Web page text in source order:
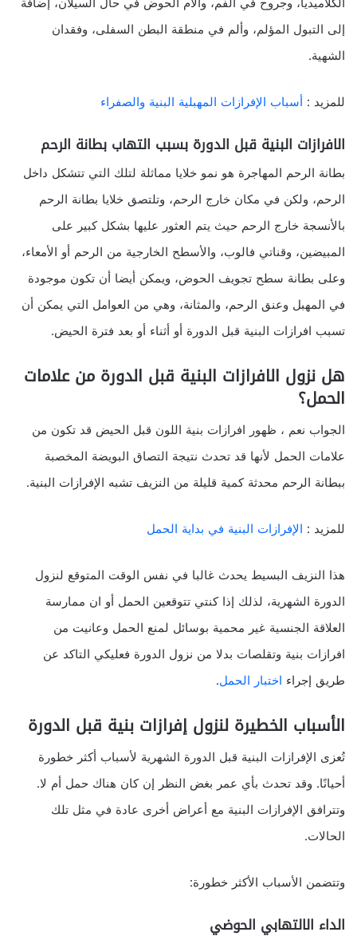
إلى التبول المؤلم، وألم في منطقة البطن السفلى، وفقدان
الشهية.
للمزيد : أسباب الإفرازات المهبلية البنية والصفراء
الافرازات البنية قبل الدورة بسبب التهاب بطانة الرحم
بطانة الرحم المهاجرة هو نمو خلايا مماثلة لتلك التي تتشكل داخل
الرحم، ولكن في مكان خارج الرحم، وتلتصق خلايا بطانة الرحم
بالأنسجة خارج الرحم حيث يتم العثور عليها بشكل كبير على
المبيضين، وقناتي فالوب، والأسطح الخارجية من الرحم أو الأمعاء،
وعلى بطانة سطح تجويف الحوض، ويمكن أيضا أن تكون موجودة
في المهبل وعنق الرحم، والمثانة، وهي من العوامل التي يمكن أن
تسبب افرازات البنية قبل الدورة أو أثناء أو بعد فترة الحيض.
هل نزول الافرازات البنية قبل الدورة من علامات
الحمل؟
الجواب نعم ، ظهور افرازات بنية اللون قبل الحيض قد تكون من
علامات الحمل لأنها قد تحدث نتيجة التصاق البويضة المخصبة
ببطانة الرحم محدثة كمية قليلة من النزيف تشبه الإفرازات البنية.
للمزيد : الإفرازات البنية في بداية الحمل
هذا النزيف البسيط يحدث غالبا في نفس الوقت المتوقع لنزول
الدورة الشهرية، لذلك إذا كنتي تتوقعين الحمل أو ان ممارسة
العلاقة الجنسية غير محمية بوسائل لمنع الحمل وعانيت من
افرازات بنية وتقلصات بدلا من نزول الدورة فعليكي التاكد عن
طريق إجراء اختبار الحمل.
الأسباب الخطيرة لنزول إفرازات بنية قبل الدورة
تُعزى الإفرازات البنية قبل الدورة الشهرية لأسباب أكثر خطورة
أحيانًا. وقد تحدث بأي عمر بغض النظر إن كان هناك حمل أم لا.
وتترافق الإفرازات البنية مع أعراض أخرى عادة في مثل تلك
الحالات.
وتتضمن الأسباب الأكثر خطورة:
الداء الالتهابي الحوضي